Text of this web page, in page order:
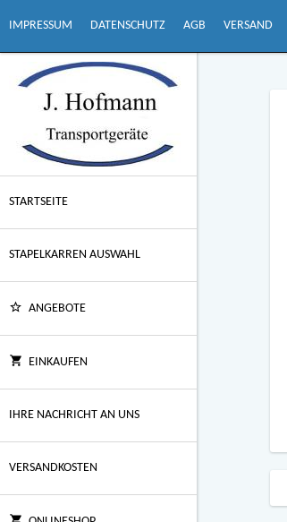
IMPRESSUM DATENSCHUTZ AGB VERSAND
STARTSEITE
STAPELKARREN AUSWAHL
ANGEBOTE
EINKAUFEN
IHRE NACHRICHT AN UNS
VERSANDKOSTEN